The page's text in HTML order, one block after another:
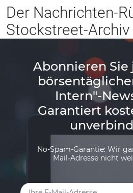
Der Nachrichten-
Stockstreet-Archiv
Abonnieren
Intern"-
Garantiert
No-Spam-Garantie: Wir
Mail-Adresse nicht